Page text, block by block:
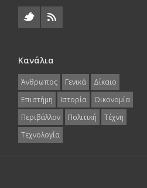
Κανάλια
Άνθρωπος Γενικά
Δίκαιο
Επιστήμη
Ιστορία
Οικονομία
Περιβάλλον
Πολιτική
Τέχνη
Τεχνολογία